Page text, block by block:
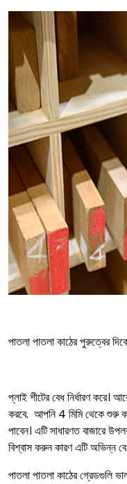
পাতলা পাতলা কাঠের পুরুত্বের
প্লাই শীটের বেধ নির্ধারণ
করবে. আপনি 4 মিমি থেকে শুরু
পাবেন। এটি সাধারণত বাজারে
বিশ্বাস করুন কারণ এটি অভিন্ন
পাতলা পাতলা কাঠের গ্রেডগুলি